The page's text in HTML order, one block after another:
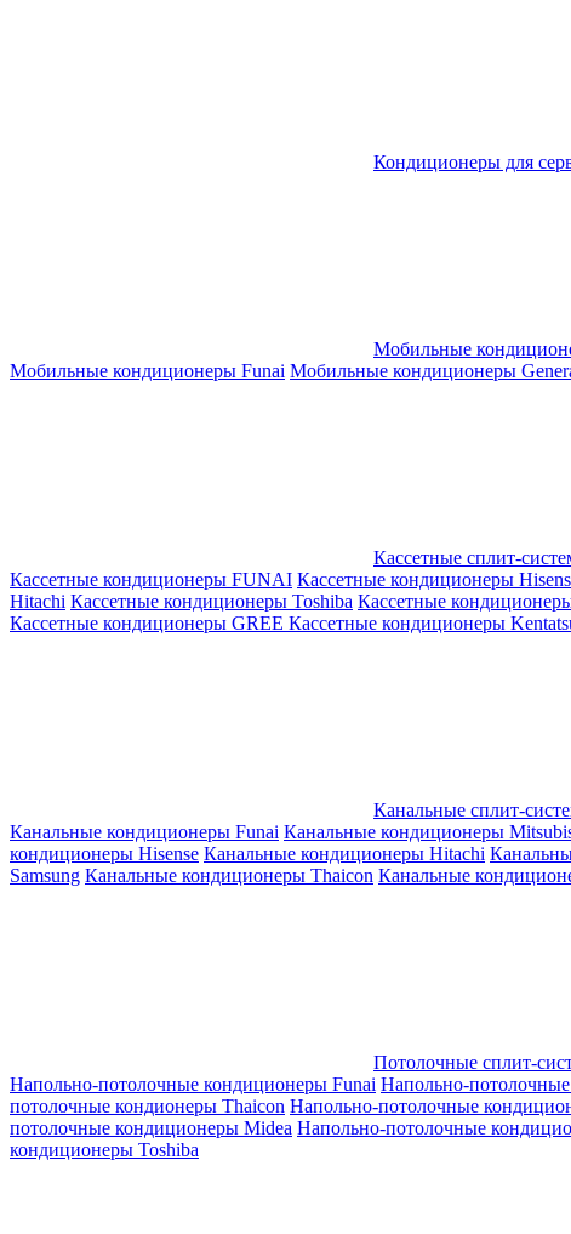
Кондиционеры для
Мобильные
Мобильные кондиционеры Funai Мобильные кондиционеры
Кассетные сплит-
Кассетные кондиционеры FUNAI Кассетные кондиционеры
Hitachi Кассетные кондиционеры Toshiba Кассетные
Кассетные кондиционеры GREE Кассетные кондиционеры
Канальные сплит-
Канальные кондиционеры Funai Канальные кондиционеры
кондиционеры Hisense Канальные кондиционеры Hitachi
Samsung Канальные кондиционеры Thaicon Канальные
Потолочные сплит-
Напольно-потолочные кондиционеры Funai Напольно-
потолочные кондионеры Thaicon Напольно-потолочные
потолочные кондиционеры Midea Напольно-потолочные
кондиционеры Toshiba